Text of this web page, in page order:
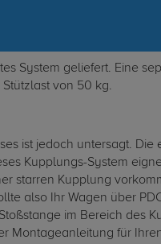
System geliefert. Eine
von 50 kg.
ist jedoch untersagt. Die
Kupplungs-System
starren Kupplung
also Ihr Wagen über
im Bereich des
für